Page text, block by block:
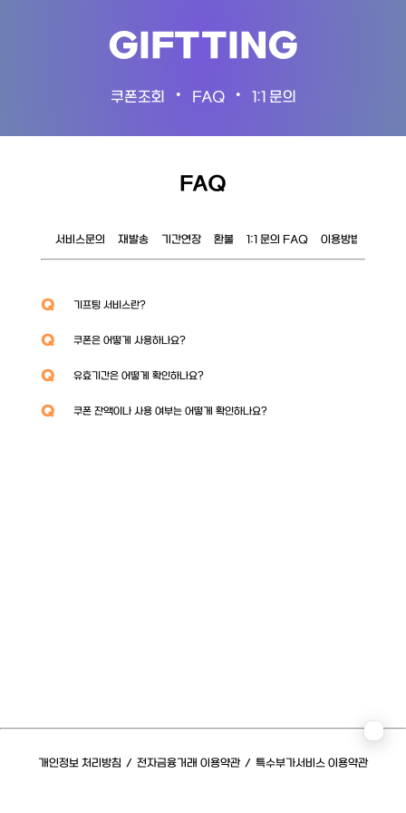
GIFTTING
쿠폰조회 • FAQ • 1:1 문의
FAQ
서비스문의 재발송 기간연장 환불 1:1 문의 FAQ 이용방법
Q 기프팅 서비스란?
Q 쿠폰은 어떻게 사용하나요?
Q 유효기간은 어떻게 확인하나요?
Q 쿠폰 잔액이나 사용 여부는 어떻게 확인하나요?
개인정보 처리방침 / 전자금융거래 이용약관 / 특수부가서비스 이용약관